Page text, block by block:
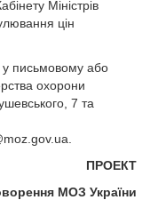
Міністрів
цін
у письмовому або
охорони
7 та
ПРОЕКТ
МОЗ України